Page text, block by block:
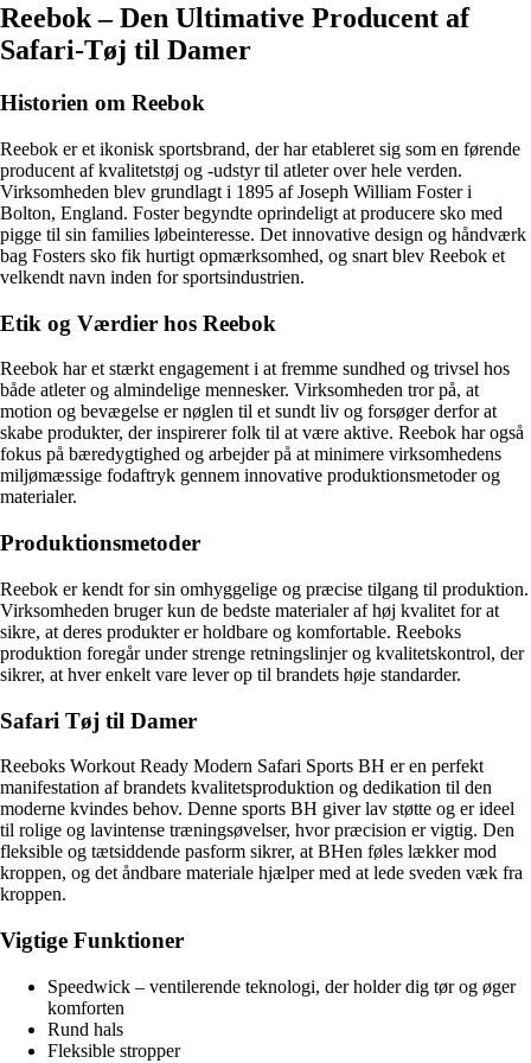
Reebok – Den Ultimative Producent af
Safari-Tøj til Damer
Historien om Reebok
Reebok er et ikonisk sportsbrand, der har etableret sig som en førende
producent af kvalitetstøj og -udstyr til atleter over hele verden.
Virksomheden blev grundlagt i 1895 af Joseph William Foster i
Bolton, England. Foster begyndte oprindeligt at producere sko med
pigge til sin families løbeinteresse. Det innovative design og håndværk
bag Fosters sko fik hurtigt opmærksomhed, og snart blev Reebok et
velkendt navn inden for sportsindustrien.
Etik og Værdier hos Reebok
Reebok har et stærkt engagement i at fremme sundhed og trivsel hos
både atleter og almindelige mennesker. Virksomheden tror på, at
motion og bevægelse er nøglen til et sundt liv og forsøger derfor at
skabe produkter, der inspirerer folk til at være aktive. Reebok har også
fokus på bæredygtighed og arbejder på at minimere virksomhedens
miljømæssige fodaftryk gennem innovative produktionsmetoder og
materialer.
Produktionsmetoder
Reebok er kendt for sin omhyggelige og præcise tilgang til produktion.
Virksomheden bruger kun de bedste materialer af høj kvalitet for at
sikre, at deres produkter er holdbare og komfortable. Reeboks
produktion foregår under strenge retningslinjer og kvalitetskontrol, der
sikrer, at hver enkelt vare lever op til brandets høje standarder.
Safari Tøj til Damer
Reeboks Workout Ready Modern Safari Sports BH er en perfekt
manifestation af brandets kvalitetsproduktion og dedikation til den
moderne kvindes behov. Denne sports BH giver lav støtte og er ideel
til rolige og lavintense træningsøvelser, hvor præcision er vigtig. Den
fleksible og tætsiddende pasform sikrer, at BHen føles lækker mod
kroppen, og det åndbare materiale hjælper med at lede sveden væk fra
kroppen.
Vigtige Funktioner
Speedwick – ventilerende teknologi, der holder dig tør og øger
komforten
Rund hals
Fleksible stropper